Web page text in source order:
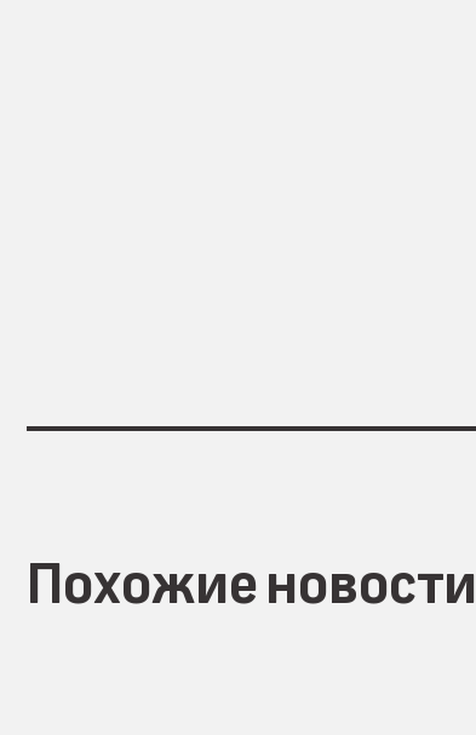
Похожие новости